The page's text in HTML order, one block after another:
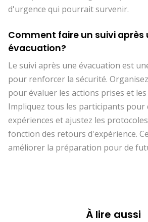
d'urgence qui pourrait survenir.
Comment faire un suivi après
évacuation?
Le suivi après une évacuation est
pour renforcer la sécurité.
pour évaluer les actions prises et
Impliquez tous les participants pour
expériences et ajustez les
fonction des retours d'expérience.
améliorer la préparation pour de
À lire aussi